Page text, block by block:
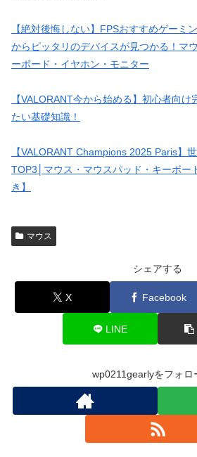
【絶対後悔しない】FPSおすすめゲーミ
からピッタリのデバイスが見つかる！マ
ーボード・イヤホン・モニター
【VALORANT今から始める】初心者向け
たい基礎知識！
【VALORANT Champions 2025 Paris】
TOP3│マウス・マウスパッド・キーボー
き】
マウス
シェアする
X Facebook
LINE
wp0211gearlyをフォロ